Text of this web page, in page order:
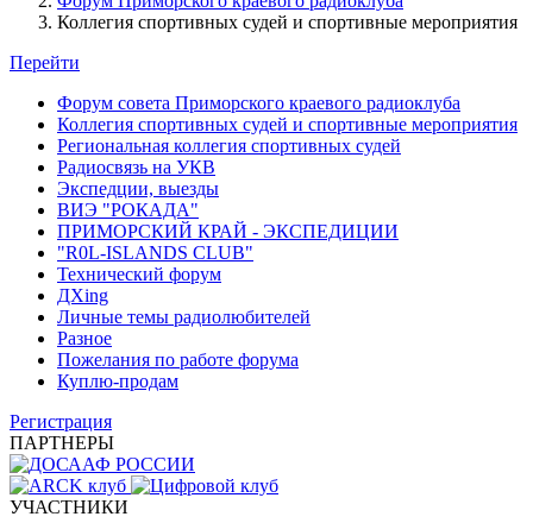
Коллегия спортивных судей и спортивные мероприятия
Перейти
Форум совета Приморского краевого радиоклуба
Коллегия спортивных судей и спортивные мероприятия
Региональная коллегия спортивных судей
Радиосвязь на УКВ
Экспедции, выезды
ВИЭ "РОКАДА"
ПРИМОРСКИЙ КРАЙ - ЭКСПЕДИЦИИ
"R0L-ISLANDS CLUB"
Технический форум
ДХing
Личные темы радиолюбителей
Разное
Пожелания по работе форума
Куплю-продам
Регистрация
ПАРТНЕРЫ
УЧАСТНИКИ